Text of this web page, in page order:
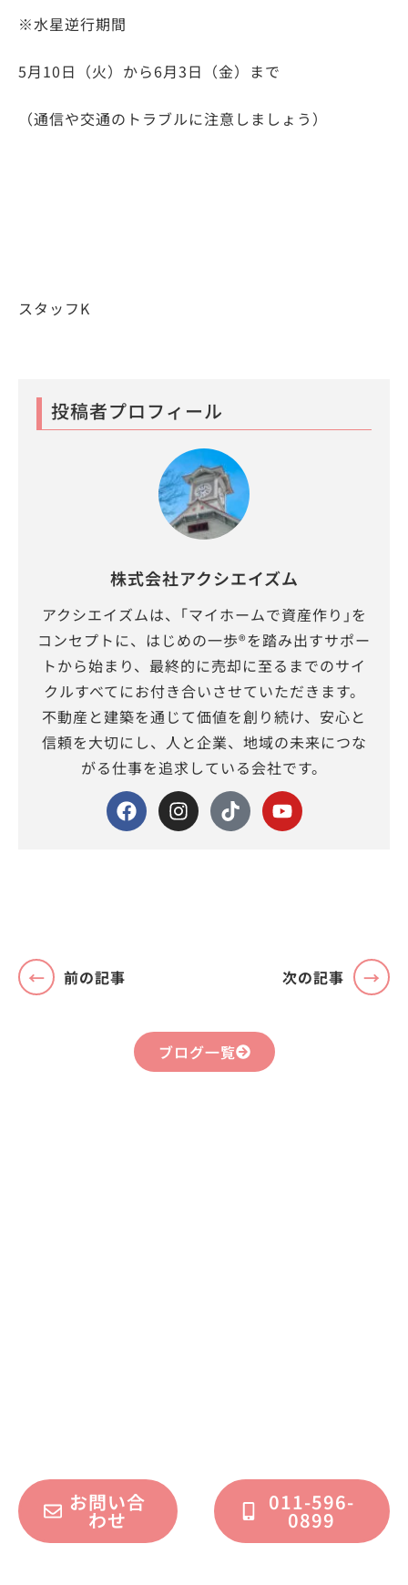
※水星逆行期間​
5月10日（火）から6月3日（金）まで​
（通信や交通のトラブルに注意しましょう）
スタッフK
投稿者プロフィール
株式会社アクシエイズム
アクシエイズムは、｢マイホームで資産作り｣を
コンセプトに、はじめの一歩®を踏み出すサポー
トから始まり、最終的に売却に至るまでのサイ
クルすべてにお付き合いさせていただきます。
不動産と建築を通じて価値を創り続け、安心と
信頼を大切にし、人と企業、地域の未来につな
がる仕事を追求している会社です。
前の記事 次の記事
ブログ一覧
お問い合
わせ
011-596-
0899